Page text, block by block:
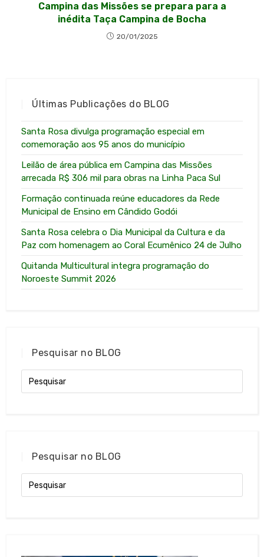
Campina das Missões se prepara para a
inédita Taça Campina de Bocha
20/01/2025
Últimas Publicações do BLOG
Santa Rosa divulga programação especial em
comemoração aos 95 anos do município
Leilão de área pública em Campina das Missões
arrecada R$ 306 mil para obras na Linha Paca Sul
Formação continuada reúne educadores da Rede
Municipal de Ensino em Cândido Godói
Santa Rosa celebra o Dia Municipal da Cultura e da
Paz com homenagem ao Coral Ecumênico 24 de Julho
Quitanda Multicultural integra programação do
Noroeste Summit 2026
Pesquisar no BLOG
Pesquisar no BLOG